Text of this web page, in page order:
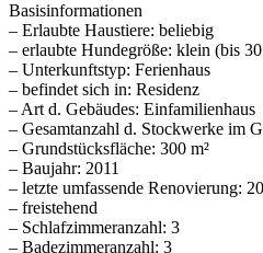
Basisinformationen
– Erlaubte Haustiere: beliebig
– erlaubte Hundegröße: klein (bis
– Unterkunftstyp: Ferienhaus
– befindet sich in: Residenz
– Art d. Gebäudes: Einfamilienhaus
– Gesamtanzahl d. Stockwerke im
– Grundstücksfläche: 300 m²
– Baujahr: 2011
– letzte umfassende Renovierung:
– freistehend
– Schlafzimmeranzahl: 3
– Badezimmeranzahl: 3